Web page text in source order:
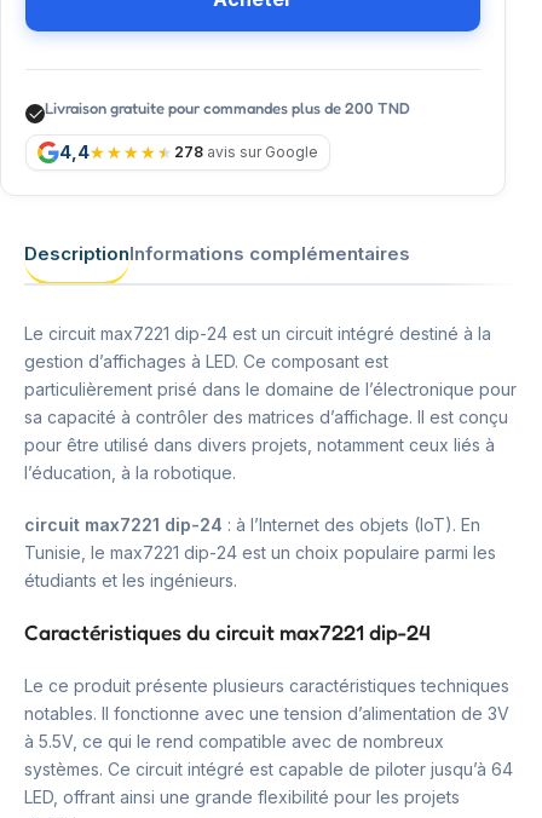
Livraison gratuite pour commandes plus de 200 TND
4,4 278 avis sur Google
DescriptionInformations complémentaires
Le circuit max7221 dip-24 est un circuit intégré destiné à la
gestion d’affichages à LED. Ce composant est
particulièrement prisé dans le domaine de l’électronique pour
sa capacité à contrôler des matrices d’affichage. Il est conçu
pour être utilisé dans divers projets, notamment ceux liés à
l’éducation, à la robotique.
circuit max7221 dip-24 : à l’Internet des objets (IoT). En
Tunisie, le max7221 dip-24 est un choix populaire parmi les
étudiants et les ingénieurs.
Caractéristiques du circuit max7221 dip-24
Le ce produit présente plusieurs caractéristiques techniques
notables. Il fonctionne avec une tension d’alimentation de 3V
à 5.5V, ce qui le rend compatible avec de nombreux
systèmes. Ce circuit intégré est capable de piloter jusqu’à 64
LED, offrant ainsi une grande flexibilité pour les projets